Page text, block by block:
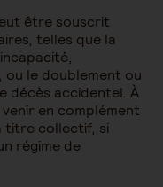
être souscrit
telles que la
le doublement ou
décès accidentel. À
en complément
titre collectif, si
régime de